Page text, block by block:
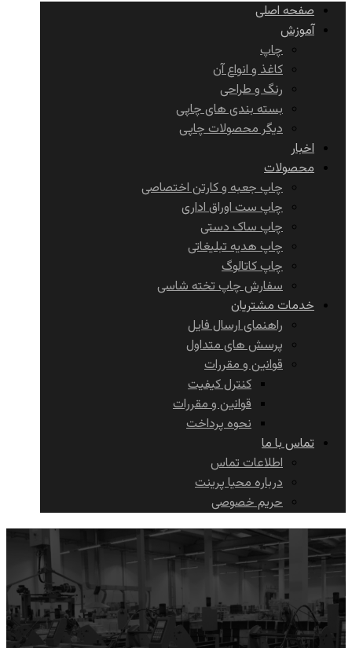
صفحه اصلی
آموزش
چاپ
کاغذ و انواع آن
رنگ و طراحی
بسته بندی های چاپی
دیگر محصولات چاپی
اخبار
محصولات
چاپ جعبه و کارتن اختصاصی
چاپ ست اوراق اداری
چاپ ساک دستی
چاپ هدیه تبلیغاتی
چاپ کاتالوگ
سفارش چاپ تخته شاسی
خدمات مشتریان
راهنمای ارسال فایل
پرسش های متداول
قوانین و مقررات
کنترل کیفیت
قوانین و مقررات
نحوه پرداخت
تماس با ما
اطلاعات تماس
درباره محیا پرینت
حریم خصوصی